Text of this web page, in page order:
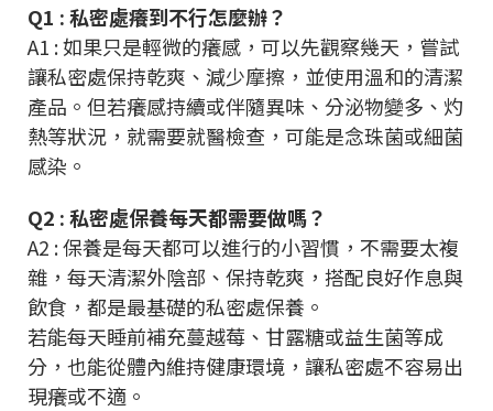
Q1 : 私密處癢到不行怎麼辦？
A1 : 如果只是輕微的癢感，可以先觀察幾天，嘗試
讓私密處保持乾爽、減少摩擦，並使用溫和的清潔
產品。但若癢感持續或伴隨異味、分泌物變多、灼
熱等狀況，就需要就醫檢查，可能是念珠菌或細菌
感染。
Q2 : 私密處保養每天都需要做嗎？
A2 : 保養是每天都可以進行的小習慣，不需要太複
雜，每天清潔外陰部、保持乾爽，搭配良好作息與
飲食，都是最基礎的私密處保養。
若能每天睡前補充蔓越莓、甘露糖或益生菌等成
分，也能從體內維持健康環境，讓私密處不容易出
現癢或不適。